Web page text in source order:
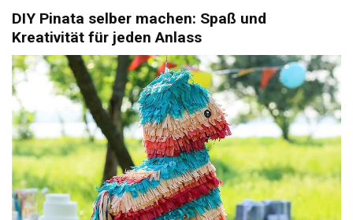
DIY Pinata selber machen: Spaß und
Kreativität für jeden Anlass